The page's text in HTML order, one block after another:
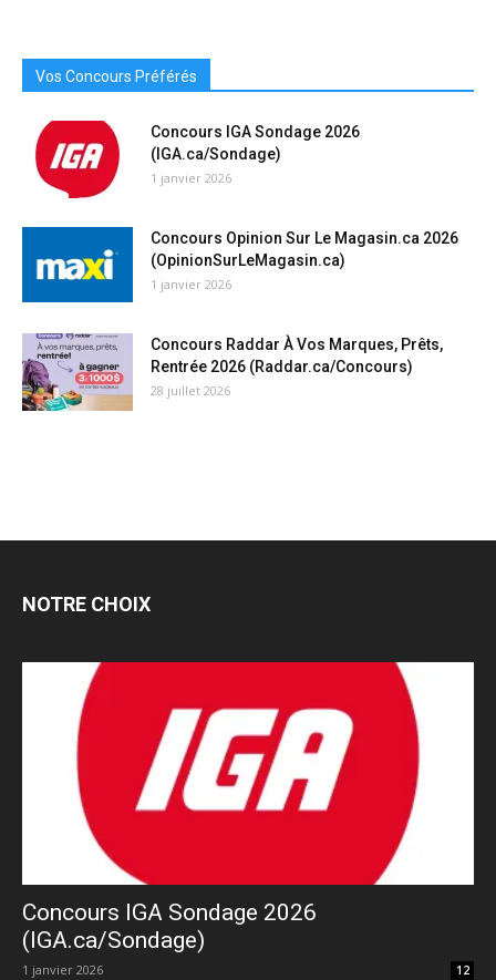
Vos Concours Préférés
Concours IGA Sondage 2026
(IGA.ca/Sondage)
1 janvier 2026
Concours Opinion Sur Le Magasin.ca 2026
(OpinionSurLeMagasin.ca)
1 janvier 2026
Concours Raddar À Vos Marques, Prêts,
Rentrée 2026 (Raddar.ca/Concours)
28 juillet 2026
NOTRE CHOIX
Concours IGA Sondage 2026
(IGA.ca/Sondage)
1 janvier 2026 12